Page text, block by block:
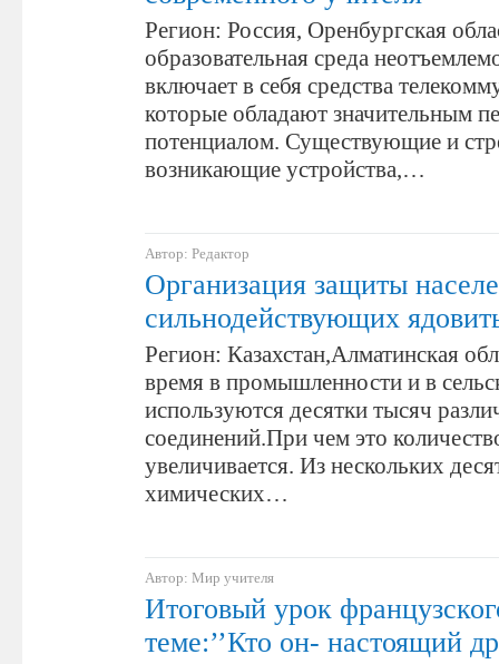
Регион: Россия, Оренбургская
образовательная среда
включает в себя средства
которые обладают значительным
потенциалом. Существующие и
возникающие устройства,…
Автор: Редактор
Организация защиты
сильнодействующих
Регион: Казахстан,Алматинская
время в промышленности и в
используются десятки тысяч
соединений.При чем это
увеличивается. Из нескольких
химических…
Автор: Мир учителя
Итоговый урок
теме:’’Кто он- настоящий